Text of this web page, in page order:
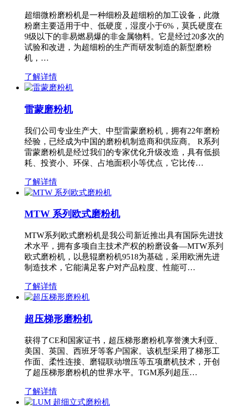
超细微粉磨粉机是一种细粉及超细粉的加工设备，此微
粉磨主要适用于中、低硬度，湿度小于6%，莫氏硬度在
9级以下的非易燃易爆的非金属物料。它是经过20多次的
试验和改进，为超细粉的生产而研发制造的新型磨粉
机，…
了解详情
雷蒙磨粉机
我们公司专业生产大、中型雷蒙磨粉机，拥有22年磨粉
经验，已经成为中国的磨粉机制造商和供应商。 R系列
雷蒙磨粉机是经过我们的专家优化升级改造，具有低损
耗、投资小、环保、占地面积小等优点，它比传…
了解详情
MTW 系列欧式磨粉机
MTW系列欧式磨粉机是我公司新近推出具有国际先进技
术水平，拥有多项自主技术产权的粉磨设备—MTW系列
欧式磨粉机，以悬辊磨粉机9518为基础，采用欧洲先进
制造技术，它能满足客户对产品粒度、性能可…
了解详情
超压梯形磨粉机
获得了CE和国家证书，超压梯形磨粉机享誉澳大利亚、
美国、英国、西班牙等客户国家。该机型采用了梯形工
作面、柔性连接、磨辊联动增压等五项磨机技术，开创
了超压梯形磨粉机的世界水平。TGM系列超压…
了解详情